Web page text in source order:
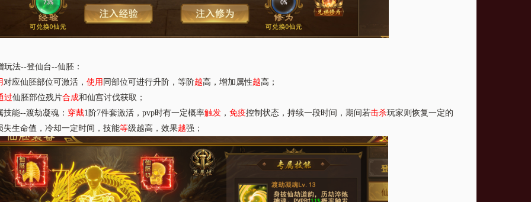
玩法--登仙台--仙胚：
对应仙胚部位可激活， 使用 同部位可进行升阶，等阶越高，增加属性越高；
过仙胚部位残片合成和仙宫讨伐获取；
技能--渡劫凝魂： 穿戴1阶7件套激活，pvp时有一定概率触发 ， 免疫控制状态，持续一段时间，期间若击杀玩家则恢复一定的
失生命值，冷却一定时间，技能等级越高，效果越强；